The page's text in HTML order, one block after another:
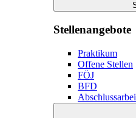
Stellenangebote
Praktikum
Offene Stellen
FÖJ
BFD